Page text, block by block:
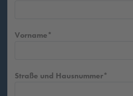
Vorname
Straße und Hausnummer